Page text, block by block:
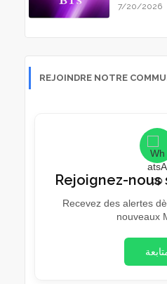
7/20/2026
REJOINDRE NOTRE
Rejoignez-nous
Recevez des alertes
nouveaux